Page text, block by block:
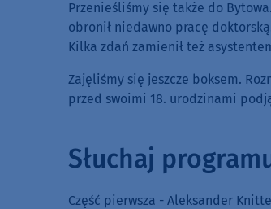
Przenieśliśmy się także do
obronił niedawno pracę
Kilka zdań zamienił też
Zajęliśmy się jeszcze boksem.
przed swoimi 18. urodzinami
Słuchaj
Część pierwsza - Aleksander